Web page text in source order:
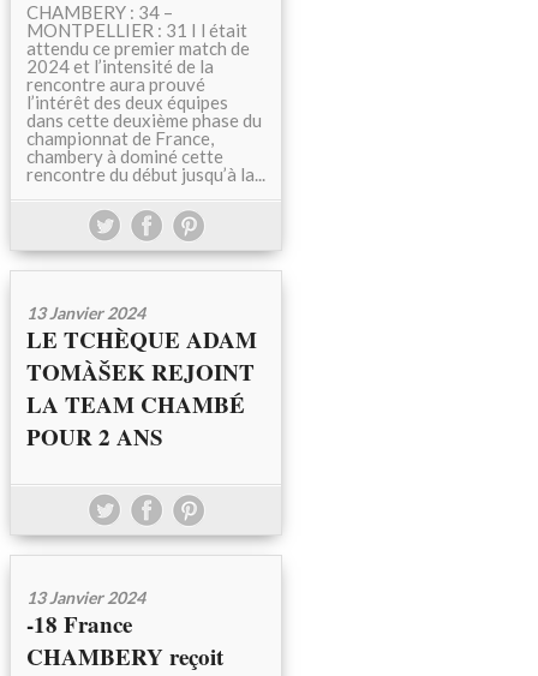
CHAMBERY : 34 –
MONTPELLIER : 31 I l était
attendu ce premier match de
2024 et l’intensité de la
rencontre aura prouvé
l’intérêt des deux équipes
dans cette deuxième phase du
championnat de France,
chambery à dominé cette
rencontre du début jusqu’à la...
13 Janvier 2024
LE TCHÈQUE ADAM
TOMÀŠEK REJOINT
LA TEAM CHAMBÉ
POUR 2 ANS
13 Janvier 2024
-18 France
CHAMBERY reçoit